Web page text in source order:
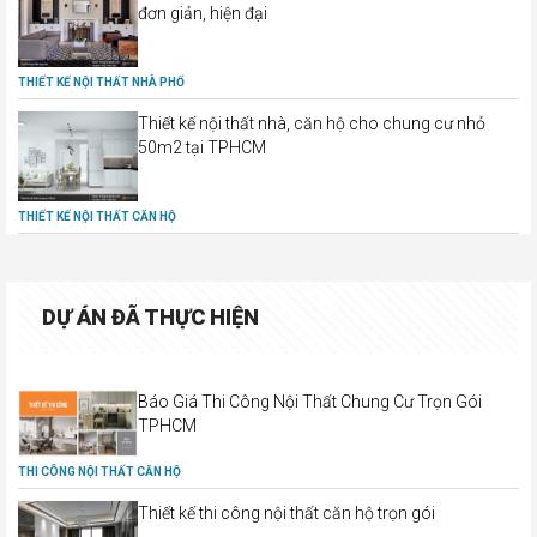
đơn giản, hiện đại
THIẾT KẾ NỘI THẤT NHÀ PHỐ
Thiết kế nội thất nhà, căn hộ cho chung cư nhỏ
50m2 tại TPHCM
THIẾT KẾ NỘI THẤT CĂN HỘ
DỰ ÁN ĐÃ THỰC HIỆN
Báo Giá Thi Công Nội Thất Chung Cư Trọn Gói
TPHCM
THI CÔNG NỘI THẤT CĂN HỘ
Thiết kế thi công nội thất căn hộ trọn gói